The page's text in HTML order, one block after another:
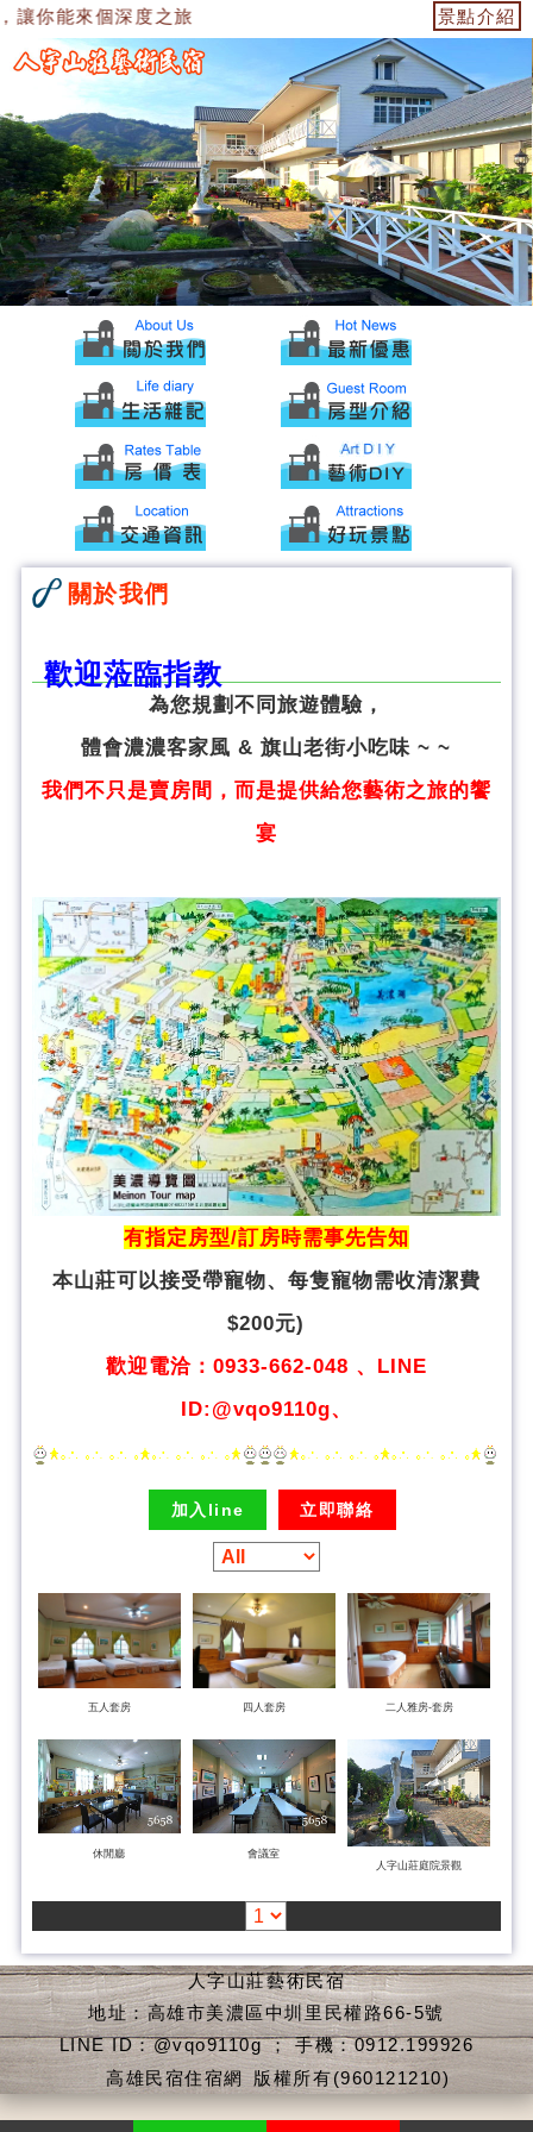
你能來個深度之旅 景點介紹
關於我們
歡迎蒞臨指教
為您規劃不同旅遊體驗，
體會濃濃客家風 & 旗山老街小吃味 ~ ~
我們不只是賣房間，而是提供給您藝術之旅的饗
宴
有指定房型/訂房時需事先告知
本山莊可以接受帶寵物、 每隻寵物需收清潔費
$200元)
歡迎電洽：0933-662-048 、LINE
ID:@vqo9110g、
加入line 立即聯絡
五人套房 四人套房 二人雅房-套房
休閒廳
會議室
人字山莊庭院景觀
人字山莊藝術民宿
地址：高雄市美濃區中圳里民權路66-5號
LINE ID：@vqo9110g ； 手機：0912.199926
高雄民宿住宿網 版權所有(960121210)